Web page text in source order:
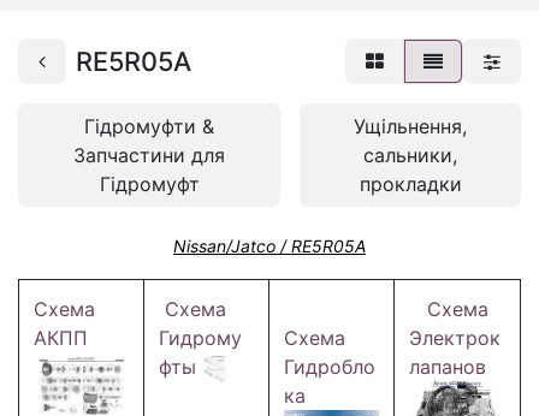
RE5R05A
Гідромуфти &
Запчастини для
Гідромуфт
Ущільнення,
сальники,
прокладки
Nissan/Jatco / RE5R05A
Схема
АКПП
Схема
Гидрому
фты
Схема
Гидробло
ка
Схема
Электрок
лапанов